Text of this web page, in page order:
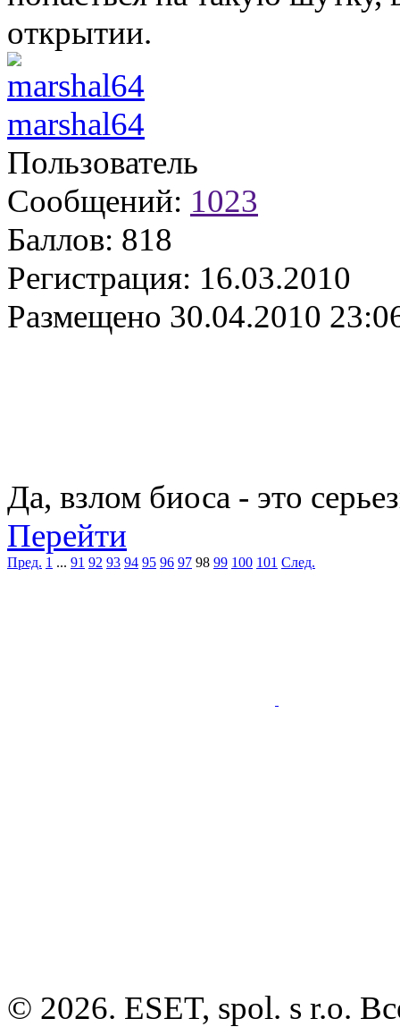
открытии.
marshal64
Пользователь
Сообщений: 1023
Баллов: 818
Регистрация: 16.03.2010
Размещено 30.04.2010
Да, взлом биоса - это
Перейти
Пред. 1 ... 91 92 93 94 95 96 97 98 99 100 101 След.
© 2026. ESET, spol. s r.o.